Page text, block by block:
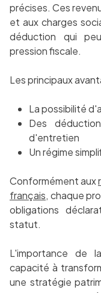
précises. Ces
et aux charges
déduction qui
pression fiscale.
Les principaux
La possibilité
Des
d'entretien
Un régime
Conformément aux
français, chaque
obligations
statut.
L'importance de
capacité à
une stratégie